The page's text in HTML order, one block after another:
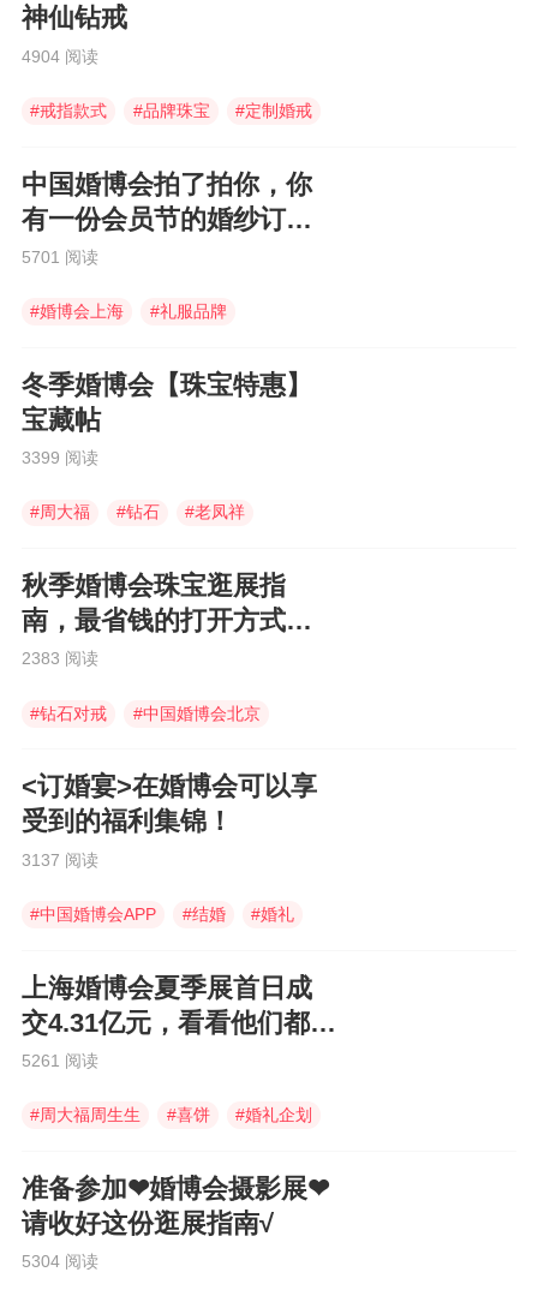
神仙钻戒
4904 阅读
#戒指款式 #品牌珠宝 #定制婚戒
中国婚博会拍了拍你，你
有一份会员节的婚纱订购
福利待领取~
5701 阅读
#婚博会上海 #礼服品牌
冬季婚博会【珠宝特惠】
宝藏帖
3399 阅读
#周大福 #钻石 #老凤祥
秋季婚博会珠宝逛展指
南，最省钱的打开方式在
这里，快查收！
2383 阅读
#钻石对戒 #中国婚博会北京
<订婚宴>在婚博会可以享
受到的福利集锦！
3137 阅读
#中国婚博会APP #结婚 #婚礼
上海婚博会夏季展首日成
交4.31亿元，看看他们都买
了些什么！
5261 阅读
#周大福周生生 #喜饼 #婚礼企划
准备参加❤婚博会摄影展❤
请收好这份逛展指南√
5304 阅读